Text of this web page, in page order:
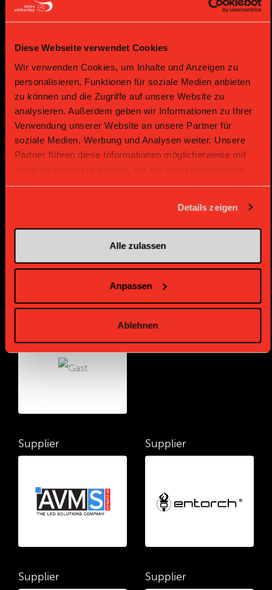
Diese Webseite verwendet Cookies
Wir verwenden Cookies, um Inhalte und Anzeigen zu
personalisieren, Funktionen für soziale Medien anbieten
zu können und die Zugriffe auf unsere Website zu
analysieren. Außerdem geben wir Informationen zu Ihrer
Verwendung unserer Website an unsere Partner für
soziale Medien, Werbung und Analysen weiter. Unsere
Partner führen diese Informationen möglicherweise mit
weiteren Daten zusammen, die Sie ihnen bereitgestellt
Details zeigen
Alle zulassen
Anpassen
Ablehnen
Gold Partner Gold Partner
Bronze Partner
Supplier Supplier
Supplier Supplier